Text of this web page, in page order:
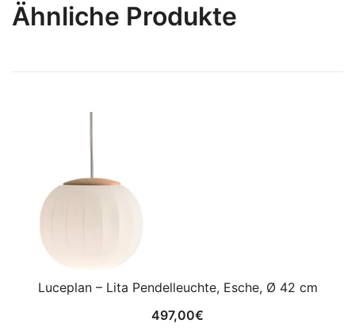
Ähnliche Produkte
Luceplan – Lita Pendelleuchte, Esche, Ø 42 cm
497,00€